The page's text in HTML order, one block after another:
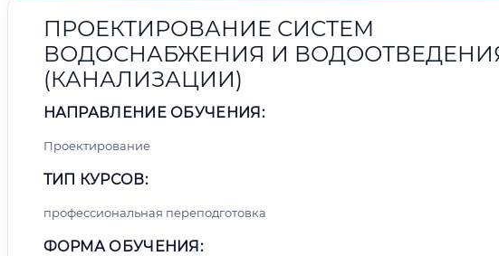
ПРОЕКТИРОВАНИЕ СИСТЕМ
ВОДОСНАБЖЕНИЯ И
(КАНАЛИЗАЦИИ)
НАПРАВЛЕНИЕ ОБУЧЕНИЯ:
Проектирование
ТИП КУРСОВ:
профессиональная переподготовка
ФОРМА ОБУЧЕНИЯ: